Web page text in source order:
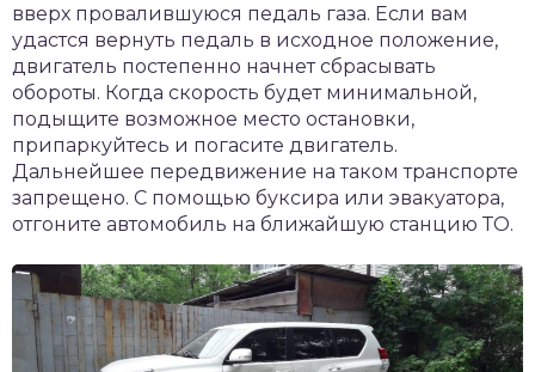
вверх провалившуюся педаль газа. Если вам
удастся вернуть педаль в исходное положение,
двигатель постепенно начнет сбрасывать
обороты. Когда скорость будет минимальной,
подыщите возможное место остановки,
припаркуйтесь и погасите двигатель.
Дальнейшее передвижение на таком транспорте
запрещено. С помощью буксира или эвакуатора,
отгоните автомобиль на ближайшую станцию ТО.